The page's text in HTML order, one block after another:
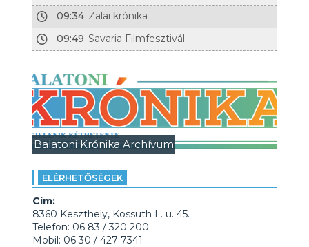
09:34 Zalai krónika
09:49 Savaria Filmfesztivál
Balatoni Krónika Archívum
ELÉRHETŐSÉGEK
Cím:
8360 Keszthely, Kossuth L. u. 45.
Telefon: 06 83 / 320 200
Mobil: 06 30 / 427 7341